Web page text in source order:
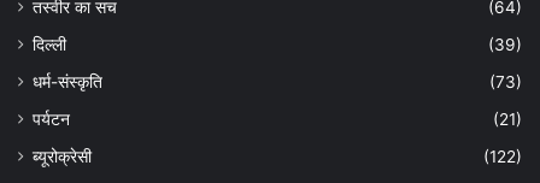
तस्वीर का सच
(64)
दिल्ली
(39)
धर्म-संस्कृति
(73)
पर्यटन
(21)
ब्यूरोक्रेसी
(122)